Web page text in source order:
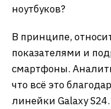
ноутбуков?
В принципе,
показателями и
смартфоны.
что всё это
линейки Galaxy